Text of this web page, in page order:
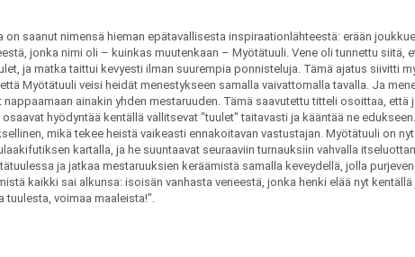
saanut nimensä hieman epätavallisesta inspiraationlähteestä: erään
jonka nimi oli – kuinkas muutenkaan – Myötätuuli. Vene oli tunnettu siitä,
ja matka taittui kevyesti ilman suurempia ponnisteluja. Tämä ajatus siivitti
Myötätuuli veisi heidät menestykseen samalla vaivattomalla tavalla. Ja
ainakin yhden mestaruuden. Tämä saavutettu titteli osoittaa, että
hyödyntää kentällä vallitsevat "tuulet" taitavasti ja kääntää ne
mikä tekee heistä vaikeasti ennakoitavan vastustajan. Myötätuuli on
kartalla, ja he suuntaavat seuraaviin turnauksiin vahvalla
ja jatkaa mestaruuksien keräämistä samalla keveydellä, jolla
kaikki sai alkunsa: isoisän vanhasta veneestä, jonka henki elää nyt
tuulesta, voimaa maaleista!".